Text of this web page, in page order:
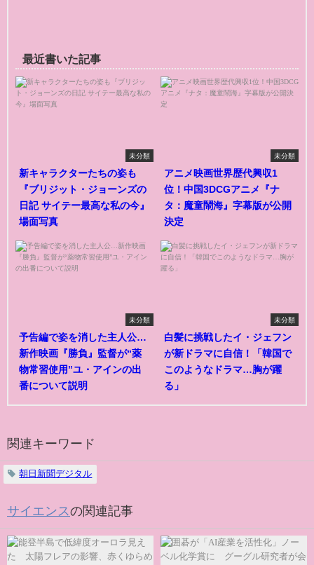
最近書いた記事
未分類
新キャラクターたちの姿も
『ブリジット・ジョーンズの
日記 サイテー最高な私の今』
場面写真
未分類
アニメ映画世界歴代興収1
位！中国3DCGアニメ『ナ
タ：魔童鬧海』字幕版が公開
決定
未分類
予告編で姿を消した主人公…
新作映画『勝負』監督が“薬
物常習使用”ユ・アインの出
番について説明
未分類
白髪に挑戦したイ・ジェフン
が新ドラマに自信！「韓国で
このようなドラマ…胸が躍
る」
関連キーワード
朝日新聞デジタル
サイエンスの関連記事